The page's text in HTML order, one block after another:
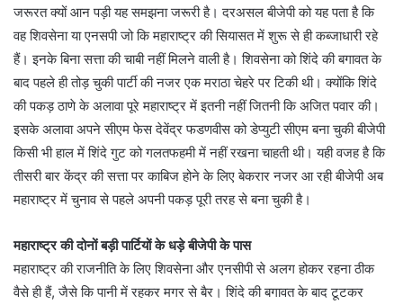
जरूरत क्यों आन पड़ी यह समझना जरूरी है। दरअसल बीजेपी को यह पता है कि
वह शिवसेना या एनसपी जो कि महाराष्ट्र की सियासत में शुरू से ही कब्जाधारी रहे
हैं। इनके बिना सत्ता की चाबी नहीं मिलने वाली है। शिवसेना को शिंदे की बगावत के
बाद पहले ही तोड़ चुकी पार्टी की नजर एक मराठा चेहरे पर टिकी थी। क्योंकि शिंदे
की पकड़ ठाणे के अलावा पूरे महाराष्ट्र में इतनी नहीं जितनी कि अजित पवार की।
इसके अलावा अपने सीएम फेस देवेंद्र फडणवीस को डेप्युटी सीएम बना चुकी बीजेपी
किसी भी हाल में शिंदे गुट को गलतफहमी में नहीं रखना चाहती थी। यही वजह है कि
तीसरी बार केंद्र की सत्ता पर काबिज होने के लिए बेकरार नजर आ रही बीजेपी अब
महाराष्ट्र में चुनाव से पहले अपनी पकड़ पूरी तरह से बना चुकी है।
महाराष्ट्र की दोनों बड़ी पार्टियों के धड़े बीजेपी के पास
महाराष्ट्र की राजनीति के लिए शिवसेना और एनसीपी से अलग होकर रहना ठीक
वैसे ही हैं, जैसे कि पानी में रहकर मगर से बैर। शिंदे की बगावत के बाद टूटकर